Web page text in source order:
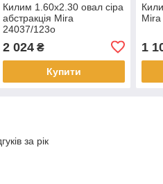
Килим 1.60х2.30 овал сіра
абстракція Mira
24037/123о
2 024₴
Купити
1
за рік